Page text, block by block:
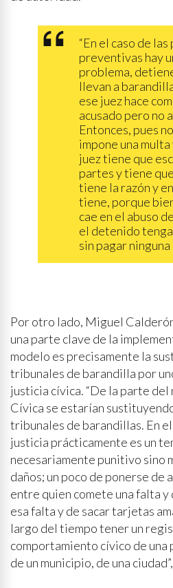
“En el caso de
preventivas hay
problema,
llevan a
ese juez hace
acusado pero no
Entonces, pues
impone una
juez tiene que
partes y tiene
tiene la razón y
tiene, porque
cae en el abuso
el detenido
sin pagar ninguna
Por otro lado, Miguel
una parte clave de la
modelo es precisamente la
tribunales de barandilla por
justicia cívica. “De la parte
Cívica se estarían
tribunales de barandillas. En
justicia prácticamente es un
necesariamente punitivo sino
daños; un poco de ponerse de
entre quien comete una falta y
esa falta y de sacar tarjetas
largo del tiempo tener un
comportamiento cívico de una
de un municipio, de una